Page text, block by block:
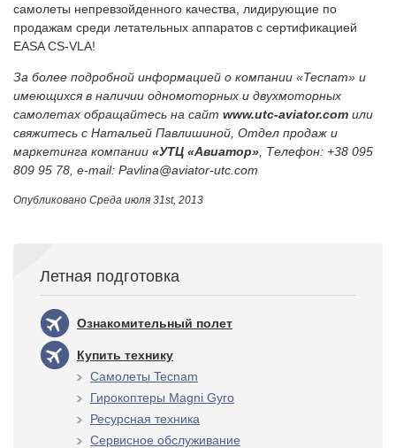
самолеты непревзойденного качества, лидирующие по
продажам среди летательных аппаратов с сертификацией
EASA CS-VLA!
За более подробной информацией о компании «Tecnam» и
имеющихся в наличии одномоторных и двухмоторных
самолетах обращайтесь на сайт www.utc-aviator.com или
свяжитесь с Натальей Павлишиной, Отдел продаж и
маркетинга компании «УТЦ «Авиатор» , Телефон: +38 095
809 95 78, e-mail: Pavlina@aviator-utc.com
Опубликовано Среда июля 31st, 2013
Летная подготовка
Ознакомительный полет
Купить технику
Самолеты Tecnam
Гирокоптеры Magni Gyro
Ресурсная техника
Сервисное обслуживание